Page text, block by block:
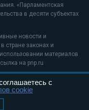
«Парламентская
в десяти субъектах
новости и
стране законах и
материалов
на pnp.ru
рекомендательные
с
cookie